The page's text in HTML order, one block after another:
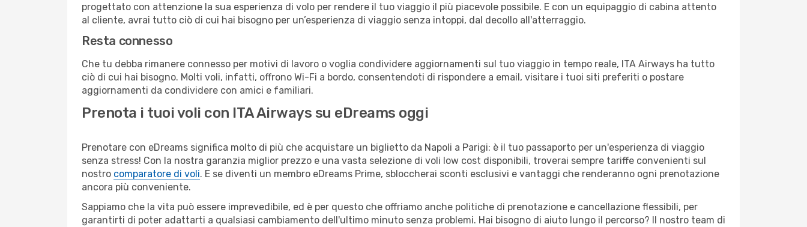
progettato con attenzione la sua esperienza di volo per rendere il tuo viaggio il più piacevole possibile. E con un equipaggio di cabina attento
al cliente, avrai tutto ciò di cui hai bisogno per un’esperienza di viaggio senza intoppi, dal decollo all'atterraggio.
Resta connesso
Che tu debba rimanere connesso per motivi di lavoro o voglia condividere aggiornamenti sul tuo viaggio in tempo reale, ITA Airways ha tutto
ciò di cui hai bisogno. Molti voli, infatti, offrono Wi-Fi a bordo, consentendoti di rispondere a email, visitare i tuoi siti preferiti o postare
aggiornamenti da condividere con amici e familiari.
Prenota i tuoi voli con ITA Airways su eDreams oggi
Prenotare con eDreams significa molto di più che acquistare un biglietto da Napoli a Parigi: è il tuo passaporto per un'esperienza di viaggio
senza stress! Con la nostra garanzia miglior prezzo e una vasta selezione di voli low cost disponibili, troverai sempre tariffe convenienti sul
nostro comparatore di voli. E se diventi un membro eDreams Prime, sbloccherai sconti esclusivi e vantaggi che renderanno ogni prenotazione
ancora più conveniente.
Sappiamo che la vita può essere imprevedibile, ed è per questo che offriamo anche politiche di prenotazione e cancellazione flessibili, per
garantirti di poter adattarti a qualsiasi cambiamento dell'ultimo minuto senza problemi. Hai bisogno di aiuto lungo il percorso? Il nostro team di